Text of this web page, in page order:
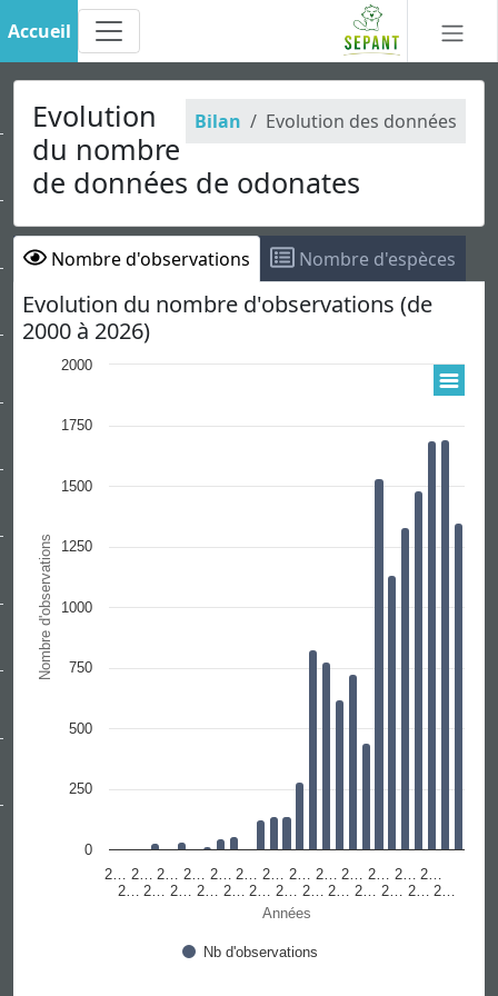
Accueil
Bilan Evolution des données
Evolution
du nombre
de données de odonates
Nombre d'observations Nombre d'espèces
Evolution du nombre d'observations (de
2000 à 2026)
Années
Nombre d'observations
Nb d'observations
2…
2…
2…
2…
2…
2…
2…
2…
2…
2…
2…
2…
2…
2…
2…
2…
2…
2…
2…
2…
2…
2…
2…
2…
2…
2…
0
250
500
750
1000
1250
1500
1750
2000